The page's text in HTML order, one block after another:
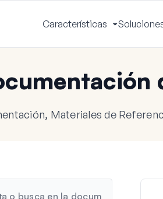
Características
Activar
menú
Materiales de